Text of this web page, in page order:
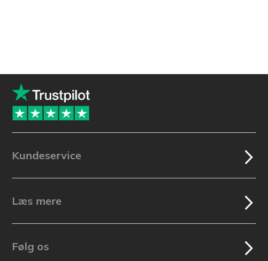
Kundeservice
Læs mere
Følg os